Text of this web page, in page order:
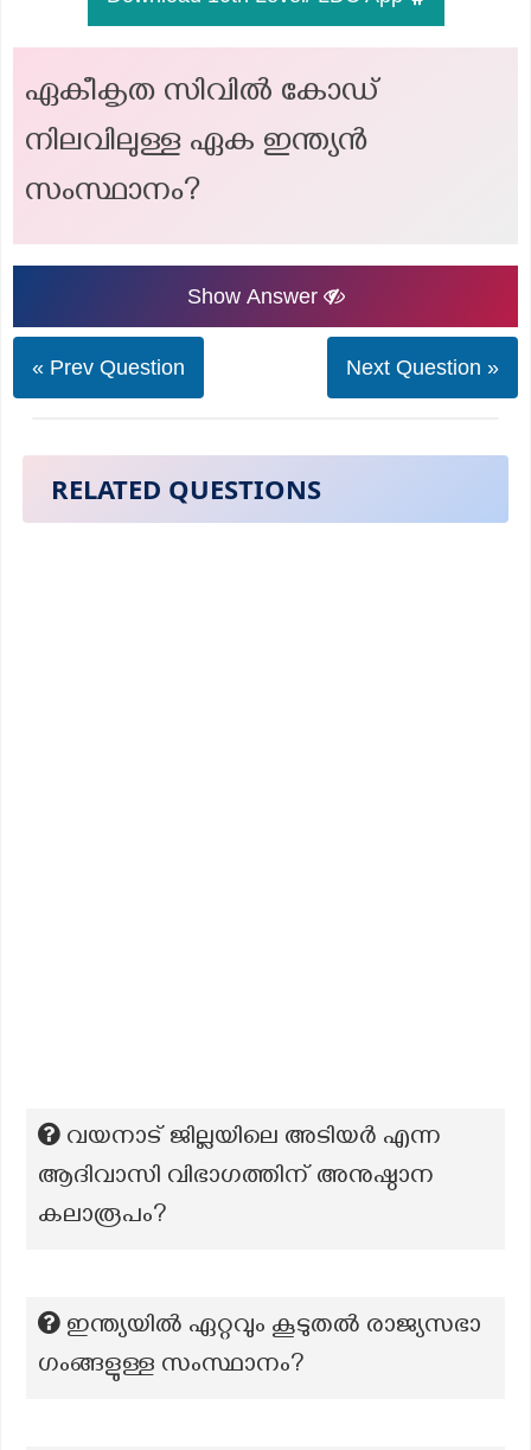
ഏകീകൃത സിവിൽ കോഡ്
നിലവിലുള്ള ഏക ഇന്ത്യൻ
സംസ്ഥാനം?
Show Answer
« Prev Question Next Question »
RELATED QUESTIONS
വയനാട് ജില്ലയിലെ അടിയർ എന്ന
ആദിവാസി വിഭാഗത്തിന് അനുഷ്ഠാന
കലാരൂപം?
ഇന്ത്യയിൽ ഏറ്റവും കൂടുതൽ രാജ്യസഭാ
ഗംങ്ങളുള്ള സംസ്ഥാനം?